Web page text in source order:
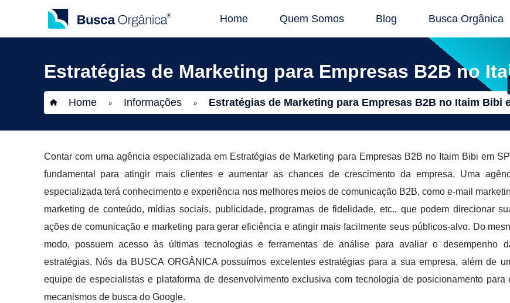
Home Quem Somos Blog Busca Orgânica
Estratégias de Marketing para Empresas B2B no
Home » Informações » Estratégias de Marketing para Empresas B2B no Itaim Bibi
Contar com uma agência especializada em Estratégias de Marketing para Empresas B2B no Itaim Bibi em
fundamental para atingir mais clientes e aumentar as chances de crescimento da empresa. Uma
especializada terá conhecimento e experiência nos melhores meios de comunicação B2B, como e-mail
marketing de conteúdo, mídias sociais, publicidade, programas de fidelidade, etc., que podem direcionar
ações de comunicação e marketing para gerar eficiência e atingir mais facilmente seus públicos-alvo. Do
modo, possuem acesso às últimas tecnologias e ferramentas de análise para avaliar o desempenho
estratégias. Nós da BUSCA ORGÂNICA possuímos excelentes estratégias para a sua empresa, além de
equipe de especialistas e plataforma de desenvolvimento exclusiva com tecnologia de posicionamento para
mecanismos de busca do Google.